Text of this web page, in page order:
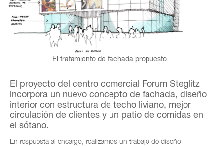
El tratamiento de fachada propuesto.
El proyecto del centro comercial Forum Steglitz
incorpora un nuevo concepto de fachada, diseño
interior con estructura de techo liviano, mejor
circulación de clientes y un patio de comidas en
el sótano.
En respuesta al encargo, realizamos un trabajo de diseño